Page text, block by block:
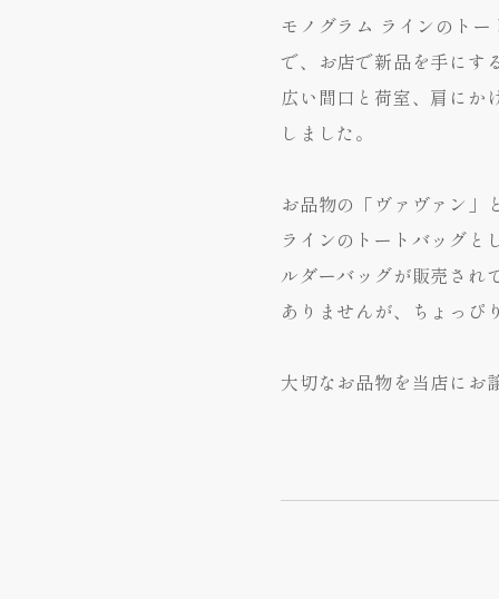
モノグラム ラインのト
で、お店で新品を手にす
広い間口と荷室、肩にか
しました。
お品物の「ヴァヴァン」
ラインのトートバッグと
ルダーバッグが販売され
ありませんが、ちょっぴ
大切なお品物を当店にお